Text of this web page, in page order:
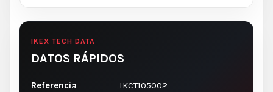
IKEX TECH DATA
DATOS RÁPIDOS
Referencia
IKCT105002